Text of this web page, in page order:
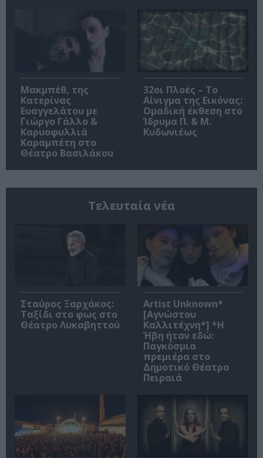
Μακμπέθ, της
Κατερίνας
Ευαγγελάτου με
Γιώργο Γάλλο &
Καρυοφυλλιά
Καραμπέτη στο
Θέατρο Βασιλάκου
32οι Πλοές – Το
Αίνιγμα της Εικόνας:
Ομαδική έκθεση στο
Ίδρυμα Π. & Μ.
Κυδωνιέως
Τελευταία νέα
Σταύρος Ξαρχάκος:
Ταξίδι στο φως στο
Θέατρο Λυκαβηττού
Artist Unknown*
[Αγνώστου
Καλλιτέχνη*] *Η
Ήβη ήταν εδώ:
Παγκόσμια
πρεμιέρα στο
Δημοτικό Θέατρο
Πειραιά